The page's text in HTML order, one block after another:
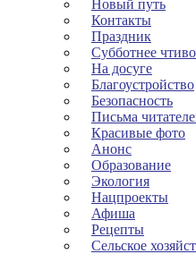
Новый путь
Контакты
Праздник
Субботнее чтиво
На досуге
Благоустройство
Безопасность
Письма
Красивые фото
Анонс
Образование
Экология
Нацпроекты
Афиша
Рецепты
Сельское